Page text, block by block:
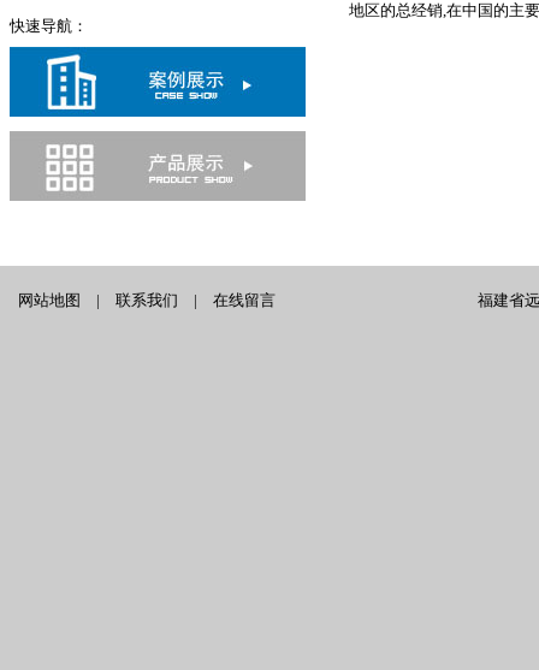
快速导航：
地区的总经销,在中国的主
福建省
网站地图 | 联系我们 | 在线留言